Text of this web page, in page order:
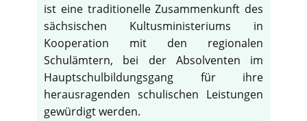
ist eine traditionelle Zusammenkunft des
sächsischen Kultusministeriums in
Kooperation mit den regionalen
Schulämtern, bei der Absolventen im
Hauptschulbildungsgang für ihre
herausragenden schulischen Leistungen
gewürdigt werden.